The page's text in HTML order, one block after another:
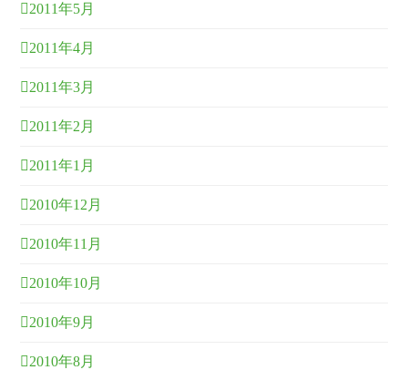
2011年5月
2011年4月
2011年3月
2011年2月
2011年1月
2010年12月
2010年11月
2010年10月
2010年9月
2010年8月